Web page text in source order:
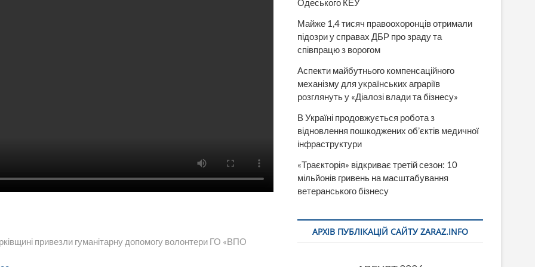
привезли гуманітарну допомогу волонтери ГО «ВПО
Одеського КЕУ
Майже 1,4 тисяч правоохоронців отримали
підозри у справах ДБР про зраду та
співпрацю з ворогом
Аспекти майбутнього компенсаційного
механізму для українських аграріїв
розглянуть у «Діалозі влади та бізнесу»
В Україні продовжується робота з
відновлення пошкоджених об’єктів медичної
інфраструктури
«Траєкторія» відкриває третій сезон: 10
мільйонів гривень на масштабування
ветеранського бізнесу
АРХІВ ПУБЛІКАЦІЙ САЙТУ ZARAZ.INFO